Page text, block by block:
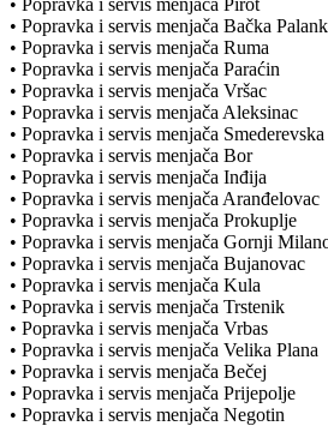
• Popravka i servis menjača Bačka
• Popravka i servis menjača Ruma
• Popravka i servis menjača Paraćin
• Popravka i servis menjača Vršac
• Popravka i servis menjača Aleksinac
• Popravka i servis menjača
• Popravka i servis menjača Bor
• Popravka i servis menjača Inđija
• Popravka i servis menjača Aranđelovac
• Popravka i servis menjača Prokuplje
• Popravka i servis menjača Gornji
• Popravka i servis menjača Bujanovac
• Popravka i servis menjača Kula
• Popravka i servis menjača Trstenik
• Popravka i servis menjača Vrbas
• Popravka i servis menjača Velika Plana
• Popravka i servis menjača Bečej
• Popravka i servis menjača Prijepolje
• Popravka i servis menjača Negotin